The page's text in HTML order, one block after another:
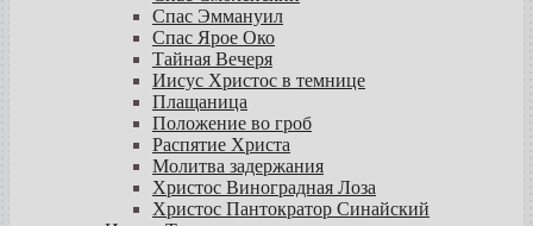
Спас Эммануил
Спас Ярое Око
Тайная Вечеря
Иисус Христос в темнице
Плащаница
Положение во гроб
Распятие Христа
Молитва задержания
Христос Виноградная Лоза
Христос Пантократор Синайский